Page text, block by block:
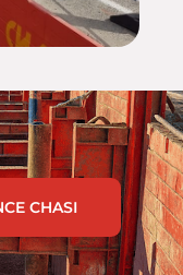
CHASI